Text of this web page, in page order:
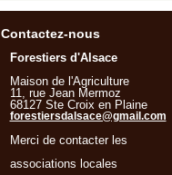
Contactez-nous
Forestiers d'Alsace
Maison de l'Agriculture
11, rue Jean Mermoz
68127 Ste Croix en Plaine
forestiersdalsace@gmail.com
Merci de contacter les
associations locales